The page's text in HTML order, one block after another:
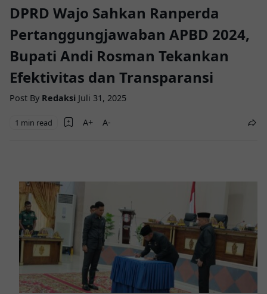
DPRD Wajo Sahkan Ranperda
Pertanggungjawaban APBD 2024,
Bupati Andi Rosman Tekankan
Efektivitas dan Transparansi
Post By Redaksi Juli 31, 2025
1 min read